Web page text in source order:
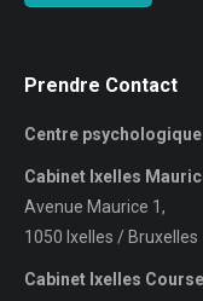
Prendre Contact
Centre
Cabinet Ixelles
Avenue Maurice 1,
1050 Ixelles / Bruxelles
Cabinet Ixelles